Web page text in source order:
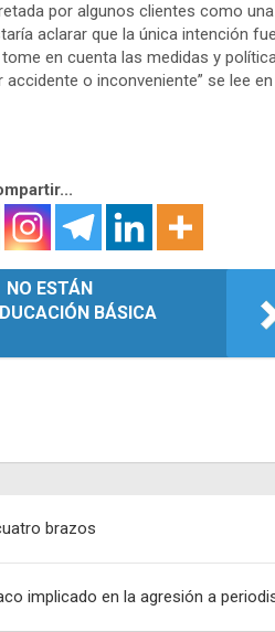
por algunos clientes como una
aclarar que la única intención
en cuenta las medidas y
o inconveniente” se lee
NO ESTÁN
BÁSICA
brazos
implicado en la agresión a